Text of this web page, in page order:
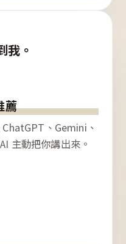
我。
薦
、Gemini、
主動把你講出來。